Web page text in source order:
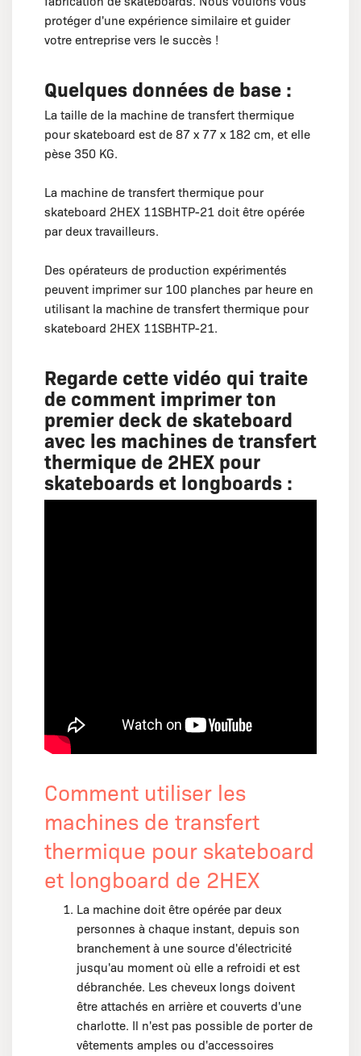
protéger d'une expérience similaire et guider
votre entreprise vers le succès !
Quelques données de base :
La taille de la machine de transfert thermique
pour skateboard est de 87 x 77 x 182 cm, et elle
pèse 350 KG.
La machine de transfert thermique pour
skateboard 2HEX 11SBHTP-21 doit être opérée
par deux travailleurs.
Des opérateurs de production expérimentés
peuvent imprimer sur 100 planches par heure en
utilisant la machine de transfert thermique pour
skateboard 2HEX 11SBHTP-21.
Regarde cette vidéo qui traite
de comment imprimer ton
premier deck de skateboard
avec les machines de transfert
thermique de 2HEX pour
skateboards et longboards :
Comment utiliser les
machines de transfert
thermique pour skateboard
et longboard de 2HEX
La machine doit être opérée par deux
personnes à chaque instant, depuis son
branchement à une source d'électricité
jusqu'au moment où elle a refroidi et est
débranchée. Les cheveux longs doivent
être attachés en arrière et couverts d'une
charlotte. Il n'est pas possible de porter de
vêtements amples ou d'accessoires